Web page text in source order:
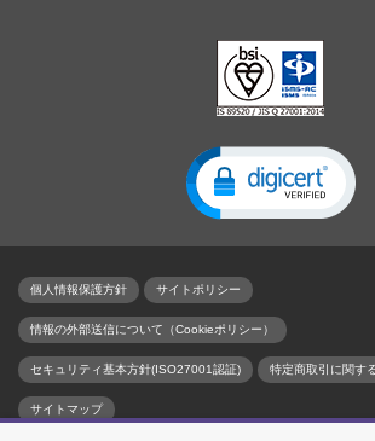
個人情報保護方針 サイトポリシー
情報の外部送信について（Cookieポリシー）
セキュリティ基本方針(ISO27001認証) 特定商取引に関す
サイトマップ